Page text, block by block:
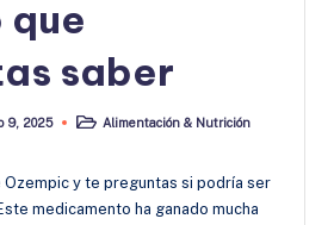
que
saber
9, 2025
PublicadoAlimentación & Nutrición
Ozempic y te preguntas si podría ser
medicamento ha ganado mucha